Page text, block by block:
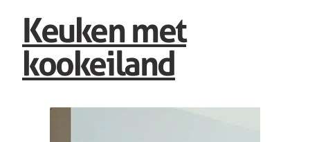
Keuken met
kookeiland